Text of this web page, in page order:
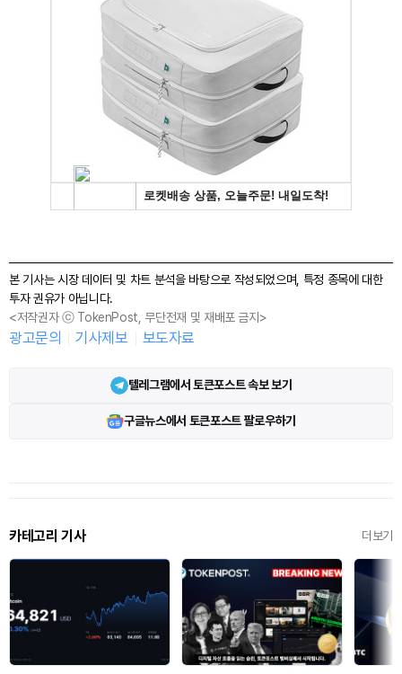
본 기사는 시장 데이터 및 차트 분석을 바탕으로 작성되었으며, 특정 종목에 대한
투자 권유가 아닙니다.
<저작권자 ⓒ TokenPost, 무단전재 및 재배포 금지>
광고문의 기사제보 보도자료
텔레그램에서 토큰포스트 속보 보기
구글뉴스에서 토큰포스트 팔로우하기
카테고리 기사 더보기